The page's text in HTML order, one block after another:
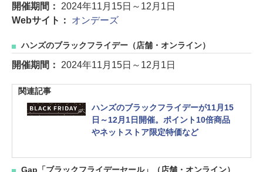
開催期間： 2024年11月15日～12月1日
Webサイト： オンデーズ
ハンズのブラックフライデー（店舗・オンライン）
開催期間： 2024年11月15日～12月1日
関連記事
ハンズのブラックフライデーが11月15
日～12月1日開催。ポイント10倍商品
やネットストア限定特価など
Gap「ブラックフライデーセール」（店舗・オンライン）